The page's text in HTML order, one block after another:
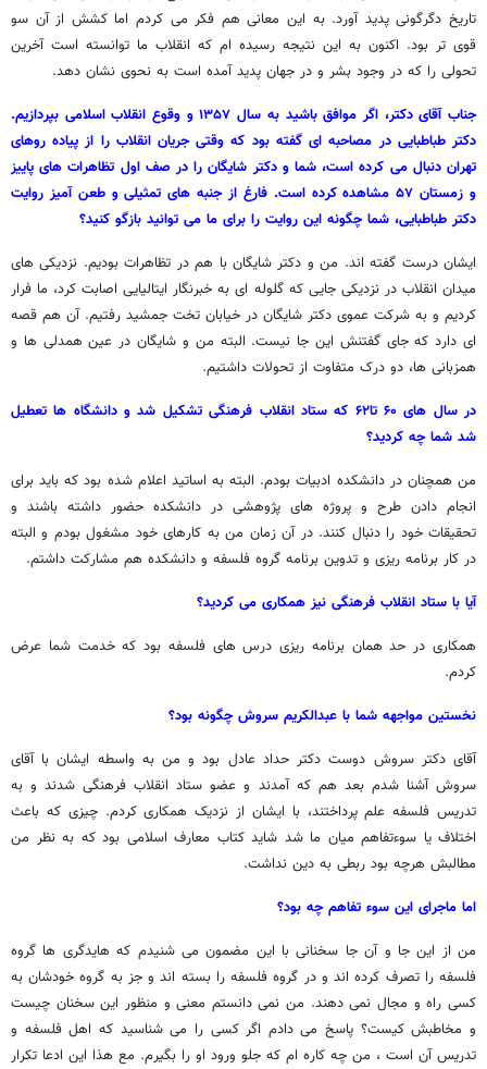
تاریخ دگرگونی پدید آورد. به این معانی هم فکر می کردم اما کشش از آن سو
قوی تر بود. اکنون به این نتیجه رسیده ام که انقلاب ما توانسته است آخرین
تحولی را که در وجود بشر و در جهان پدید آمده است به نحوی نشان دهد.
جناب آقای دکتر، اگر موافق باشید به سال ۱۳۵۷ و وقوع انقلاب اسلامی بپردازیم.
دکتر طباطبایی در مصاحبه ای گفته بود که وقتی جریان انقلاب را از پیاده روهای
تهران دنبال می کرده است، شما و دکتر شایگان را در صف اول تظاهرات های پاییز
و زمستان ۵۷ مشاهده کرده است. فارغ از جنبه های تمثیلی و طعن آمیز روایت
دکتر طباطبایی، شما چگونه این روایت را برای ما می توانید بازگو کنید؟
ایشان درست گفته اند. من و دکتر شایگان با هم در تظاهرات بودیم. نزدیکی های
میدان انقلاب در نزدیکی جایی که گلوله ای به خبرنگار ایتالیایی اصابت کرد، ما فرار
کردیم و به شرکت عموی دکتر شایگان در خیابان تخت جمشید رفتیم. آن هم قصه
ای دارد که جای گفتنش این جا نیست. البته من و شایگان در عین همدلی ها و
همزبانی ها، دو درک متفاوت از تحولات داشتیم.
در سال های ۶۰ تا۶۲ که ستاد انقلاب فرهنگی تشکیل شد و دانشگاه ها تعطیل
شد شما چه کردید؟
من همچنان در دانشکده ادبیات بودم. البته به اساتید اعلام شده بود که باید برای
انجام دادن طرح و پروژه های پژوهشی در دانشکده حضور داشته باشند و
تحقیقات خود را دنبال کنند. در آن زمان من به کارهای خود مشغول بودم و البته
در کار برنامه ریزی و تدوین برنامه گروه فلسفه و دانشکده هم مشارکت داشتم.
آیا با ستاد انقلاب فرهنگی نیز همکاری می کردید؟
همکاری در حد همان برنامه ریزی درس های فلسفه بود که خدمت شما عرض
کردم.
نخستین مواجهه شما با عبدالکریم سروش چگونه بود؟
آقای دکتر سروش دوست دکتر حداد عادل بود و من به واسطه ایشان با آقای
سروش آشنا شدم بعد هم که آمدند و عضو ستاد انقلاب فرهنگی شدند و به
تدریس فلسفه علم پرداختند، با ایشان از نزدیک همکاری کردم. چیزی که باعث
اختلاف یا سوءتفاهم میان ما شد شاید کتاب معارف اسلامی بود که به نظر من
مطالبش هرچه بود ربطی به دین نداشت.
اما ماجرای این سوء تفاهم چه بود؟
من از این جا و آن جا سخنانی با این مضمون می شنیدم که هایدگری ها گروه
فلسفه را تصرف کرده اند و در گروه فلسفه را بسته اند و جز به گروه خودشان به
کسی راه و مجال نمی دهند. من نمی دانستم معنی و منظور این سخنان چیست
و مخاطبش کیست؟ پاسخ می دادم اگر کسی را می شناسید که اهل فلسفه و
تدریس آن است ، من چه کاره ام که جلو ورود او را بگیرم. مع هذا این ادعا تکرار